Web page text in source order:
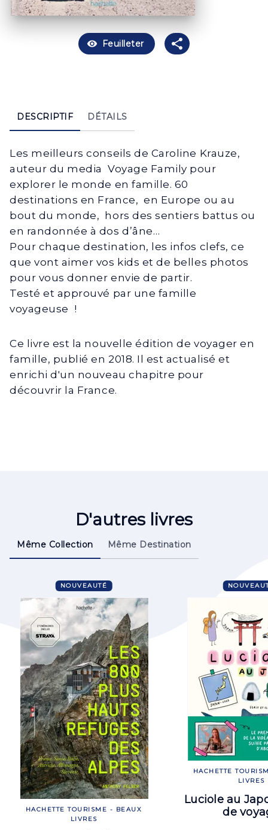
visibility Feuilleter
DESCRIPTIF DÉTAILS
Les meilleurs conseils de Caroline Krauze,
auteur du media Voyage Family pour
explorer le monde en famille. 60
destinations en France, en Europe ou au
bout du monde, hors des sentiers battus ou
en randonnée à dos d’âne…
Pour chaque destination, les infos clefs, ce
que vont aimer vos kids et de belles photos
pour vous donner envie de partir.
Testé et approuvé par une famille
voyageuse !
Ce livre est la nouvelle édition de voyager en
famille, publié en 2018. Il est actualisé et
enrichi d'un nouveau chapitre pour
découvrir la France.
D'autres livres
Même Collection Même Destination
NOUVEAUTÉ
HACHETTE TOURISME - BEAUX
LIVRES
HACHETTE
LIVRES
Luciole au
de